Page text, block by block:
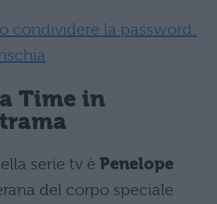
condividere la password:
Time in
serie tv è Penelope
del corpo speciale